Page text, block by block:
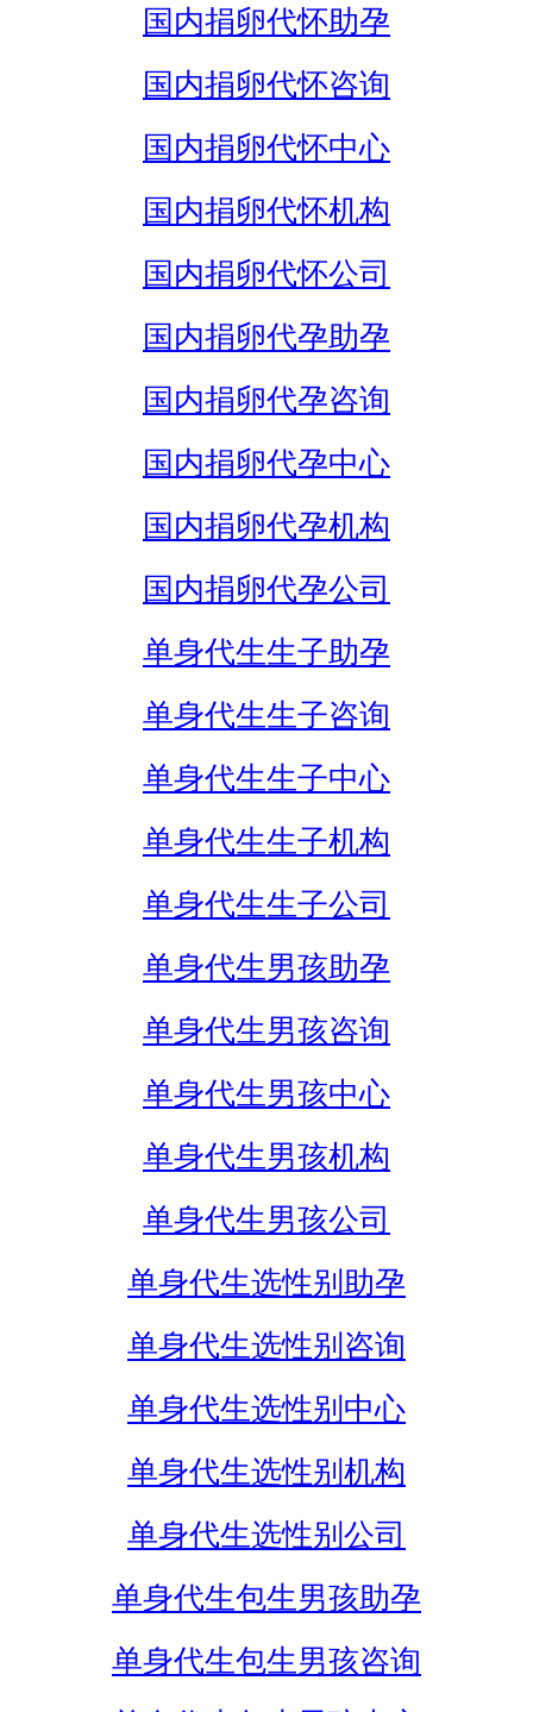
国内捐卵代怀助孕
国内捐卵代怀咨询
国内捐卵代怀中心
国内捐卵代怀机构
国内捐卵代怀公司
国内捐卵代孕助孕
国内捐卵代孕咨询
国内捐卵代孕中心
国内捐卵代孕机构
国内捐卵代孕公司
单身代生生子助孕
单身代生生子咨询
单身代生生子中心
单身代生生子机构
单身代生生子公司
单身代生男孩助孕
单身代生男孩咨询
单身代生男孩中心
单身代生男孩机构
单身代生男孩公司
单身代生选性别助孕
单身代生选性别咨询
单身代生选性别中心
单身代生选性别机构
单身代生选性别公司
单身代生包生男孩助孕
单身代生包生男孩咨询